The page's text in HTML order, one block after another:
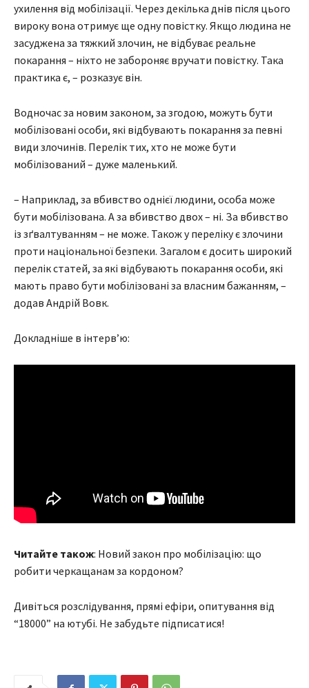
ухилення від мобілізації. Через декілька днів після цього
вироку вона отримує ще одну повістку. Якщо людина не
засуджена за тяжкий злочин, не відбуває реальне
покарання – ніхто не забороняє вручати повістку. Така
практика є, – розказує він.
Водночас за новим законом, за згодою, можуть бути
мобілізовані особи, які відбувають покарання за певні
види злочинів. Перелік тих, хто не може бути
мобілізований – дуже маленький.
– Наприклад, за вбивство однієї людини, особа може
бути мобілізована. А за вбивство двох – ні. За вбивство
із зґвалтуванням – не може. Також у переліку є злочини
проти національної безпеки. Загалом є досить широкий
перелік статей, за які відбувають покарання особи, які
мають право бути мобілізовані за власним бажанням, –
додав Андрій Вовк.
Докладніше в інтерв’ю:
Читайте також: Новий закон про мобілізацію: що
робити черкащанам за кордоном?
Дивіться розслідування, прямі ефіри, опитування від
“18000” на ютубі. Не забудьте підписатися!